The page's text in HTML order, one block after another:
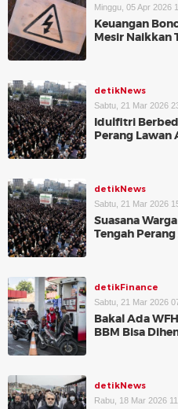
Minggu, 05 Apr 2026
Keuangan
Mesir Naikkan
detikNews
Sabtu, 21 Mar 2026
Idulfitri
Perang Lawan
detikNews
Sabtu, 21 Mar 2026
Suasana
Tengah
detikFinance
Sabtu, 21 Mar 2026
Bakal Ada
BBM Bisa
detikNews
Rabu, 18 Mar 2026